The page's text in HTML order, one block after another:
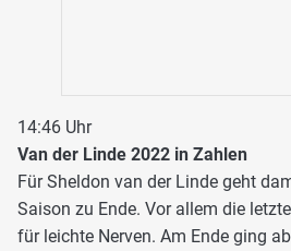
14:46 Uhr
Van der Linde 2022 in Zahlen
Für Sheldon van der Linde geht
Saison zu Ende. Vor allem die
für leichte Nerven. Am Ende ging